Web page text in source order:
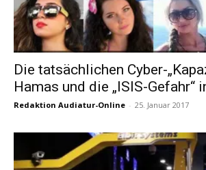
Die tatsächlichen Cyber-
Hamas und die „ISIS-Gefahr“
Redaktion Audiatur-Online - 25. Januar 2017